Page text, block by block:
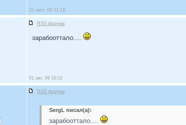
31 июл, 09 21:18
RSS форума
зарабооттало....
01 авг, 09 16:02
RSS форума
SergL писал(а):
зарабооттало....